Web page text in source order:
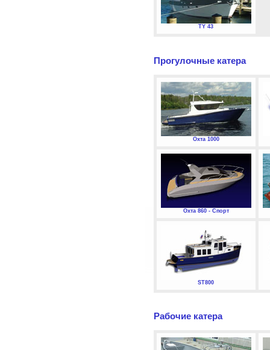
TY 43
Прогулочные катера
Охта 1000
Охта 860 - Спорт
ST800
Рабочие катера